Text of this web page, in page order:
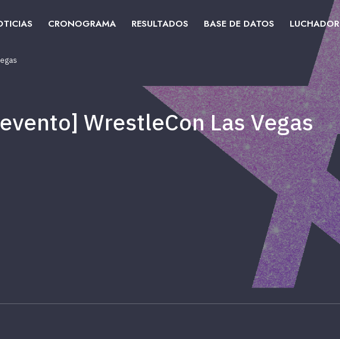
CRONOGRAMA RESULTADOS BASE DE DATOS LUCHADOR
WrestleCon Las Vegas